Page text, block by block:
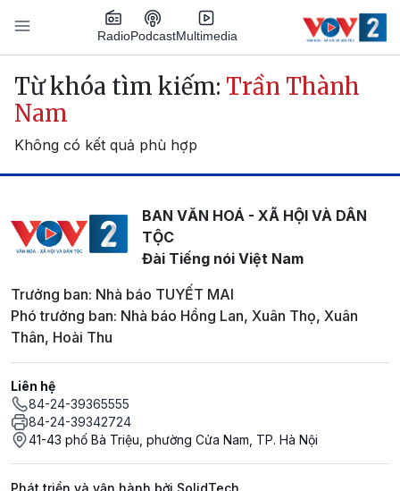
Nhảy đến nội dung
RadioPodcastMultimedia
Main navigation
Từ khóa tìm kiếm: Trần Thành
Nam
Không có kết quả phù hợp
BAN VĂN HOÁ - XÃ HỘI VÀ DÂN
TỘC
Đài Tiếng nói Việt Nam
Trưởng ban: Nhà báo TUYẾT MAI
Phó trưởng ban: Nhà báo Hồng Lan, Xuân Thọ, Xuân
Thân, Hoài Thu
Liên hệ
84-24-39365555
84-24-39342724
41-43 phố Bà Triệu, phường Cửa Nam, TP. Hà Nội
Phát triển và vận hành bởi SolidTech